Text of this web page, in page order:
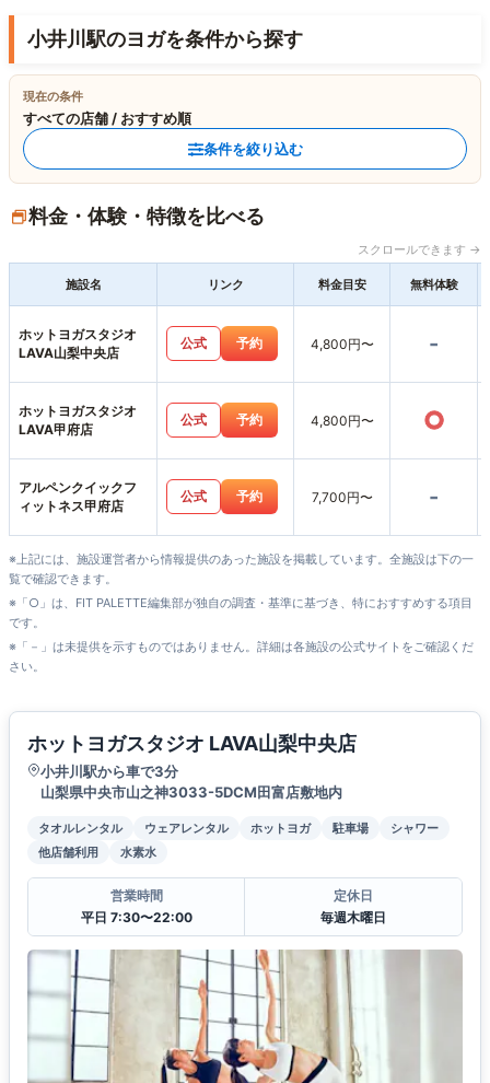
小井川駅のヨガを条件から探す
現在の条件
すべての店舗 / おすすめ順
条件を絞り込む
料金・体験・特徴を比べる
スクロールできます →
施設名 リンク 料金目安 無料体験
ホットヨガスタジオ
LAVA山梨中央店
公式 予約 4,800円〜 -
ホットヨガスタジオ
LAVA甲府店
公式 予約 4,800円〜 ○
アルペンクイックフ
ィットネス甲府店
公式 予約 7,700円〜 -
※上記には、施設運営者から情報提供のあった施設を掲載しています。全施設は下の一
覧で確認できます。
※「○」は、FIT PALETTE編集部が独自の調査・基準に基づき、特におすすめする項目
です。
※「－」は未提供を示すものではありません。詳細は各施設の公式サイトをご確認くだ
さい。
ホットヨガスタジオ LAVA山梨中央店
小井川駅から車で3分
山梨県中央市山之神3033-5DCM田富店敷地内
タオルレンタル ウェアレンタル ホットヨガ 駐車場
シャワー
他店舗利用
水素水
営業時間
平日 7:30〜22:00
定休日
毎週木曜日